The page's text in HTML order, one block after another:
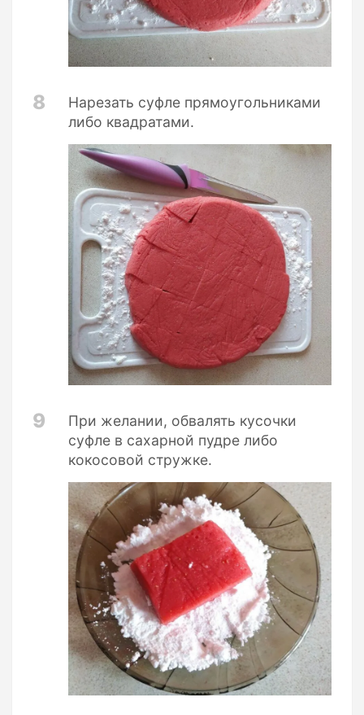
8
Нарезать суфле прямоугольниками
либо квадратами.
9
При желании, обвалять кусочки
суфле в сахарной пудре либо
кокосовой стружке.